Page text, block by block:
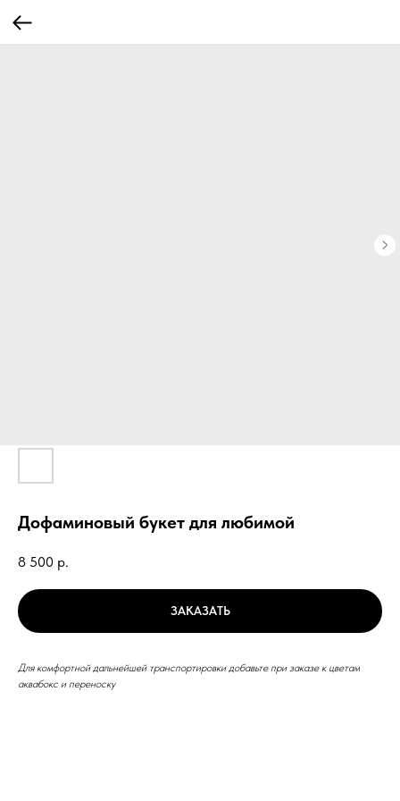
Дофаминовый букет для любимой
8 500 р.
ЗАКАЗАТЬ
Для комфортной дальнейшей транспортировки добавьте при заказе к цветам
аквабокс и переноску